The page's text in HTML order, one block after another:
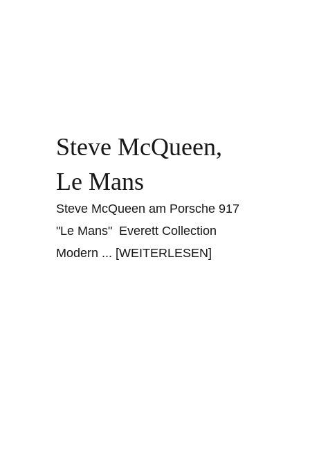
Steve McQueen,
Le Mans
Steve McQueen am Porsche 917
"Le Mans" Everett Collection
Modern ... [WEITERLESEN]